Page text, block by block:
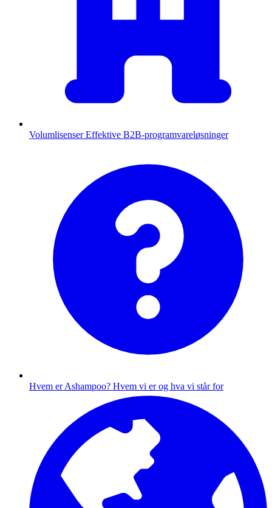
Volumlisenser Effektive B2B-programvareløsninger
Hvem er Ashampoo? Hvem vi er og hva vi står for